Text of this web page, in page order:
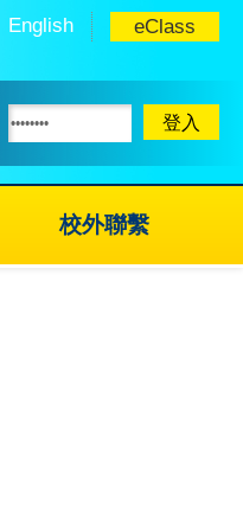
English eClass
校外聯繫